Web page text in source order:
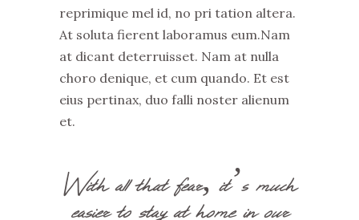
reprimique mel id, no pri tation altera.
At soluta fierent laboramus eum.Nam
at dicant deterruisset. Nam at nulla
choro denique, et cum quando. Et est
eius pertinax, duo falli noster alienum
et.
With all that fear, it’s much
easier to stay at home in our